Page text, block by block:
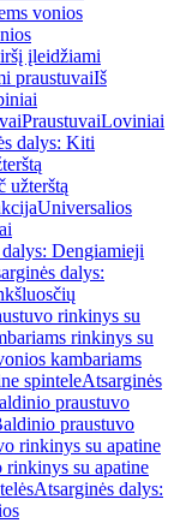
vonios
įleidžiami
praustuvaiIš
PraustuvaiLoviniai
dalys: Kiti
užterštą
Universalios
Dengiamieji
dalys:
rinkinys su
rinkinys su
kambariams
spinteleAtsarginės
praustuvo
praustuvo
rinkinys su apatine
rinkinys su apatine
Atsarginės dalys: